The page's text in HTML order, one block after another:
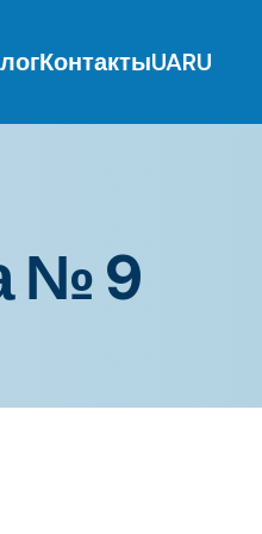
КонтактыUARU
№ 9